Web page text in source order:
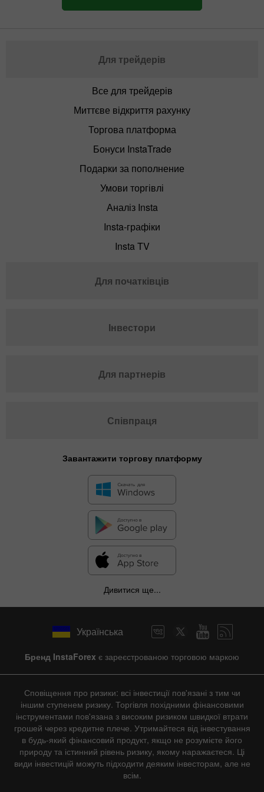
Для трейдерів
Все для трейдерів
Миттєве відкриття рахунку
Торгова платформа
Бонуси InstaTrade
Подарки за пополнение
Умови торгівлі
Аналіз Insta
Insta-графіки
Insta TV
Для початківців
Інвестори
Для партнерів
Співпраця
Завантажити торгову платформу
Дивитися ще...
Українська
Бренд InstaForex є зареєстрованою торговою маркою
Сповіщення про ризики: всі інвестиції пов'язані з тим чи
іншим ступенем ризику. Торгівля похідними фінансовими
інструментами пов'язана з високим ризиком швидкої втрати
грошей через кредитне плече. Утримайтеся від інвестування
в будь-який фінансовий продукт, якщо не розумієте його
природу та істинний рівень ризику, якому наражаєтеся. Ці
види інвестицій можуть підходити деяким інвесторам, але не
всім.